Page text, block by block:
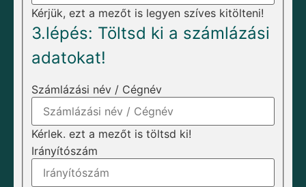
Kérjük, ezt a mezőt is legyen szíves kitölteni!
3.lépés: Töltsd ki a számlázási
adatokat!
Számlázási név / Cégnév
Kérlek. ezt a mezőt is töltsd ki!
Irányítószám